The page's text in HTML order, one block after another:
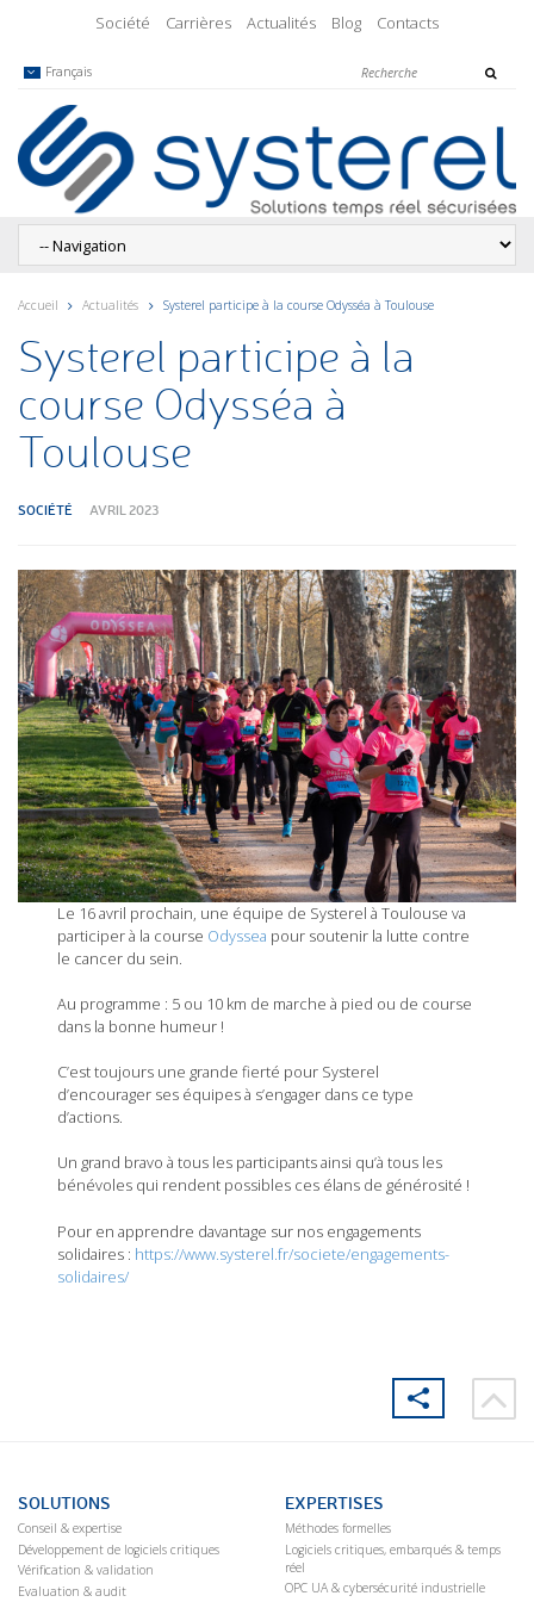
Société Carrières Actualités Blog Contacts
Français
Accueil Actualités Systerel participe à la course Odysséa à Toulouse
Systerel participe à la
course Odysséa à
Toulouse
SOCIÉTÉ AVRIL 2023
Le 16 avril prochain, une équipe de Systerel à Toulouse va
participer à la course Odyssea pour soutenir la lutte contre
le cancer du sein.
Au programme : 5 ou 10 km de marche à pied ou de course
dans la bonne humeur !
C’est toujours une grande fierté pour Systerel
d’encourager ses équipes à s’engager dans ce type
d’actions.
Un grand bravo à tous les participants ainsi qu’à tous les
bénévoles qui rendent possibles ces élans de générosité !
Pour en apprendre davantage sur nos engagements
solidaires : https://www.systerel.fr/societe/engagements-
solidaires/
SOLUTIONS
Conseil & expertise
Développement de logiciels critiques
Vérification & validation
Evaluation & audit
EXPERTISES
Méthodes formelles
Logiciels critiques, embarqués & temps
réel
OPC UA & cybersécurité industrielle